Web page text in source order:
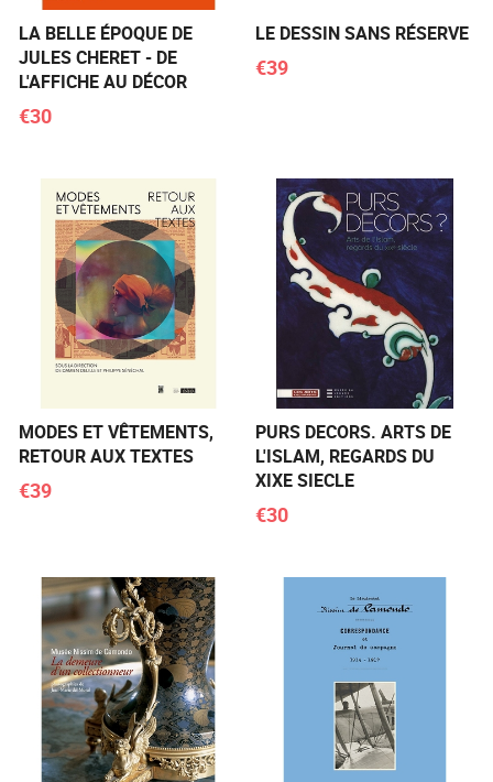
LA BELLE ÉPOQUE DE
JULES CHERET - DE
L'AFFICHE AU DÉCOR
€30
LE DESSIN SANS RÉSERVE
€39
MODES ET VÊTEMENTS,
RETOUR AUX TEXTES
€39
PURS DECORS. ARTS DE
L'ISLAM, REGARDS DU
XIXE SIECLE
€30